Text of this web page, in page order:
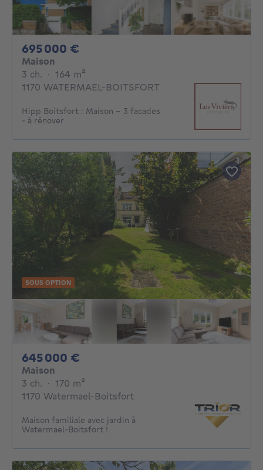
695 000 €
Maison
3 ch. 3 chambres
· 164 m²
1170 WATERMAEL-BOITSFORT
Hipp Boitsfort : Maison - 3 facades
- à rénover
SOUS OPTION
645 000 €
Maison
3 ch. 3 chambres
· 170 m²
1170 Watermael-Boitsfort
Maison familiale avec jardin à
Watermael-Boitsfort !